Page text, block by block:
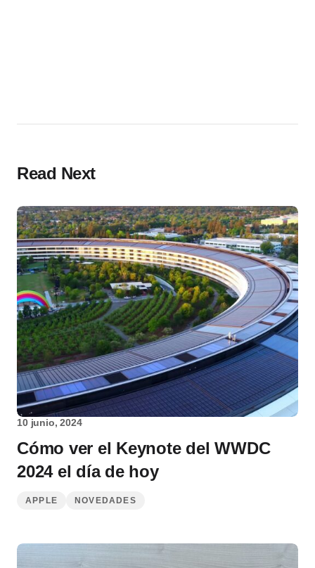
Read Next
10 junio, 2024
Cómo ver el Keynote del WWDC
2024 el día de hoy
APPLE NOVEDADES